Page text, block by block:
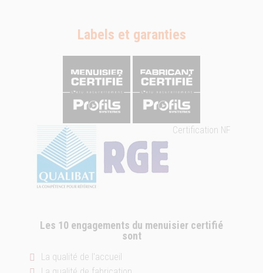
Labels et garanties
Certification NF
Les 10 engagements du menuisier certifié
sont
La qualité de l'accueil